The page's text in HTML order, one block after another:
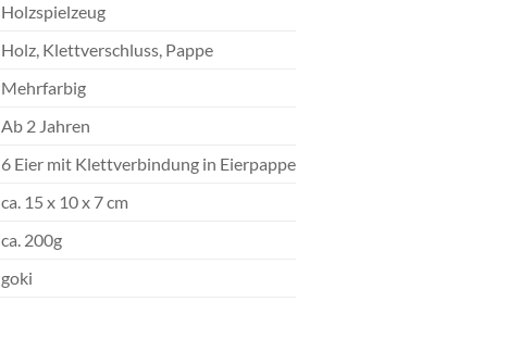
Holzspielzeug
Holz, Klettverschluss, Pappe
Mehrfarbig
Ab 2 Jahren
6 Eier mit Klettverbindung in Eierpappe
ca. 15 x 10 x 7 cm
ca. 200g
goki